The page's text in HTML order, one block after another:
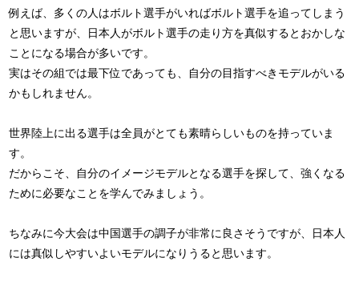
例えば、多くの人はボルト選手がいればボルト選手を追ってしまう
と思いますが、日本人がボルト選手の走り方を真似するとおかしな
ことになる場合が多いです。
実はその組では最下位であっても、自分の目指すべきモデルがいる
かもしれません。
世界陸上に出る選手は全員がとても素晴らしいものを持っていま
す。
だからこそ、自分のイメージモデルとなる選手を探して、強くなる
ために必要なことを学んでみましょう。
ちなみに今大会は中国選手の調子が非常に良さそうですが、日本人
には真似しやすいよいモデルになりうると思います。